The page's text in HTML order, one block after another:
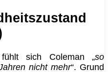
sich Coleman „so
nicht mehr“. Grund